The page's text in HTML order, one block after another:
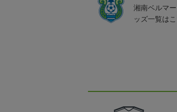
湘南ベルマ
ッズ一覧はこ